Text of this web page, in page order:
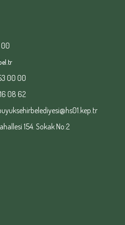
00
00 00
08 62
154. Sokak No:2